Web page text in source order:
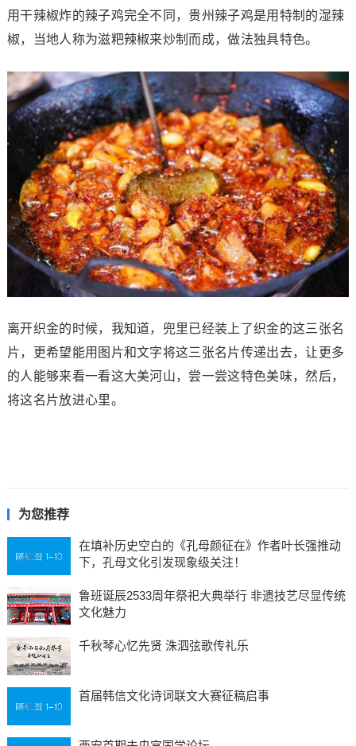
用干辣椒炸的辣子鸡完全不同，贵州辣子鸡是用特制的湿辣
椒，当地人称为滋粑辣椒来炒制而成，做法独具特色。
离开织金的时候，我知道，兜里已经装上了织金的这三张名
片，更希望能用图片和文字将这三张名片传递出去，让更多
的人能够来看一看这大美河山，尝一尝这特色美味，然后，
将这名片放进心里。
为您推荐
在填补历史空白的《孔母颜征在》作者叶长强推动
下，孔母文化引发现象级关注！
鲁班诞辰2533周年祭祀大典举行 非遗技艺尽显传统
文化魅力
千秋琴心忆先贤 洙泗弦歌传礼乐
首届韩信文化诗词联文大赛征稿启事